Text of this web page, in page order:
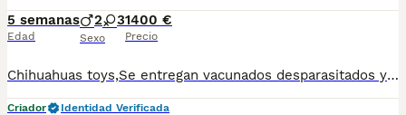
5 semanas
Edad
2 3
Sexo
1400 €
Precio
Chihuahuas toys,Se entregan vacunados desparasitados y chip.Para más información escribir o llamar al 682908382
Criador
Identidad Verificada